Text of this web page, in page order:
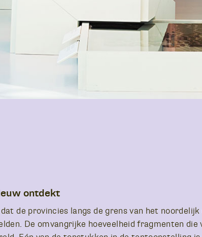
ontdekt
de provincies langs de grens van het noordelijk
De omvangrijke hoeveelheid fragmenten die